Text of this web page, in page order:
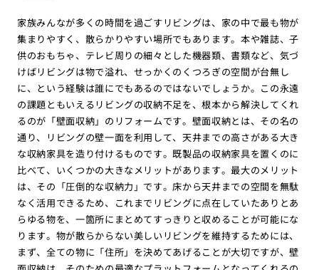
家族みんなが多くの時間を過ごすリビングは、家の中で最も物が
集まりやすく、散らかりやすい場所でもあります。本や雑誌、子
供のおもちゃ、テレビ周りの細々とした機器類、書類など、気づ
けばリビングは物で溢れ、せっかくのくつろぎの空間が台無し
に、という経験は誰にでもあるのではないでしょうか。この永遠
の課題ともいえるリビングの収納不足を、根本から解決してくれ
るのが「壁面収納」のリフォームです。壁面収納とは、その名の
通り、リビングの壁一面を利用して、天井までの高さがある大き
な収納家具を造り付けるものです。既製品の収納家具を置くのに
比べて、いくつかの大きなメリットがあります。最大のメリット
は、その「圧倒的な収納力」です。床から天井までの空間を無駄
なく活用できるため、これまでリビングに点在していたありとあ
らゆる物を、一箇所にまとめてすっきりと収めることが可能にな
ります。物が散らからない美しいリビングを維持するためには、
まず、全ての物に「住所」を決めてあげることが大切ですが、壁